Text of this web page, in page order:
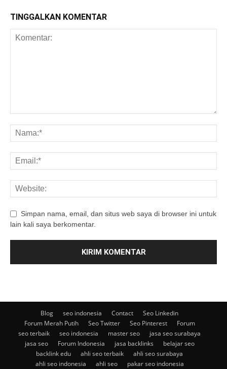
TINGGALKAN KOMENTAR
Simpan nama, email, dan situs web saya di browser ini untuk
lain kali saya berkomentar.
Blog seo indonesia Contact
Seo Linkedin
Forum Merah Putih
Seo Twitter Seo Pinterest
Forum
seo terbaik
seo indonesia master seo
jasa seo surabaya
jasa seo
Forum Indonesia jasa backlinks
belajar seo
backlink edu
ahli seo terbaik
ahli seo surabaya
ahli seo indonesia
ahli seo
pakar seo indonesia